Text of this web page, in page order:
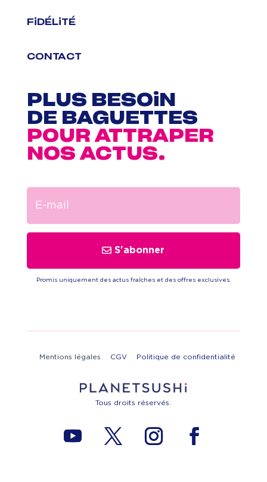
FiDÉLiTÉ
CONTACT
PLUS BESOiN
DE BAGUETTES
POUR ATTRAPER
NOS ACTUS.
S'abonner
Promis uniquement des actus fraîches et des offres exclusives.
Mentions légales CGV Politique de confidentialité
Tous droits réservés.